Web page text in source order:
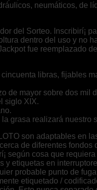
neumáticos, de
del Sorteo. Inscribirí¡
dentro del uso y no
fue reemplazado
libras, fijables
de mayor sobre dos mil
siglo XIX.
grasa realizará nuestro
LOTO son adaptables en
de diferentes fondos
según cosa que
y etiquetas en
probable punto de
etiquetado /